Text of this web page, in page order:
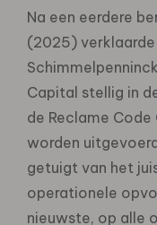
Na een eerdere
(2025)
Capital stellig in
de Reclame
worden
getuigt van het
operationele
nieuwste, op alle